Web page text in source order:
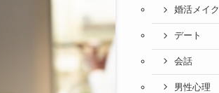
婚活メイク
デート
会話
男性心理